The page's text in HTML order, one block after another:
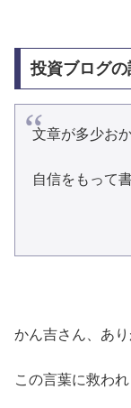
投資ブログ
文章が多少お
自信をもって
かん吉さん、あり
この言葉に救われ